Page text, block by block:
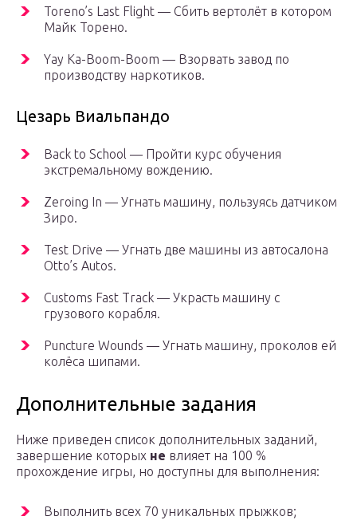
Toreno’s Last Flight — Сбить вертолёт в котором
Майк Торено.
Yay Ka-Boom-Boom — Взорвать завод по
производству наркотиков.
Цезарь Виальпандо
Back to School — Пройти курс обучения
экстремальному вождению.
Zeroing In — Угнать машину, пользуясь датчиком
Зиро.
Test Drive — Угнать две машины из автосалона
Otto’s Autos.
Customs Fast Track — Украсть машину с
грузового корабля.
Puncture Wounds — Угнать машину, проколов ей
колёса шипами.
Дополнительные задания
Ниже приведен список дополнительных заданий,
завершение которых не влияет на 100 %
прохождение игры, но доступны для выполнения:
Выполнить всех 70 уникальных прыжков;